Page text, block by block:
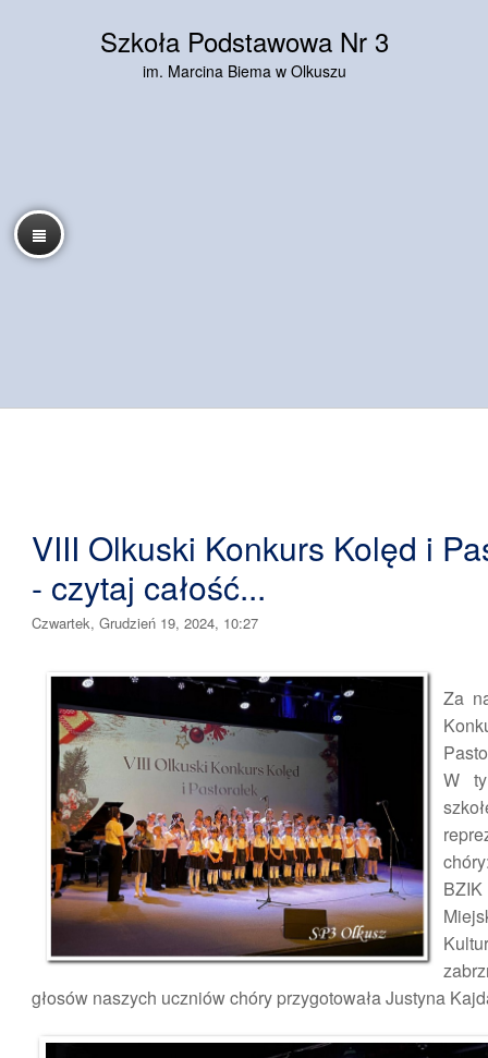
Szkoła Podstawowa Nr 3
im. Marcina Biema w Olkuszu
VIII Olkuski Konkurs Kolęd i
- czytaj całość...
Czwartek, Grudzień 19, 2024, 10:27
Za
W
głosów naszych uczniów chóry przygotowała Justyna